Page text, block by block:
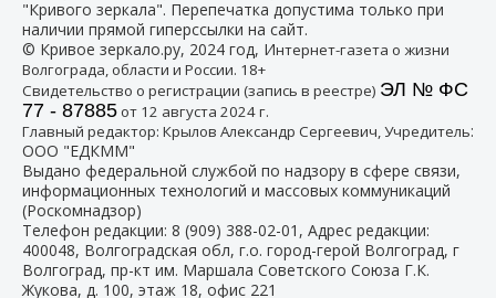
"Кривого зеркала". Перепечатка допустима только при
наличии прямой гиперссылки на сайт.
© Кривое зеркало.ру, 2024 год, Интернет-газета о жизни
Волгограда, области и России. 18+
Свидетельство о регистрации (запись в реестре) ЭЛ № ФС
77 - 87885от 12 августа 2024 г.
Главный редактор: Крылов Александр Сергеевич, Учредитель:
ООО "ЕДКММ"
Выдано федеральной службой по надзору в сфере связи,
информационных технологий и массовых коммуникаций
(Роскомнадзор)
Телефон редакции: 8 (909) 388-02-01 , Адрес редакции:
400048, Волгоградская обл, г.о. город-герой Волгоград, г
Волгоград, пр-кт им. Маршала Советского Союза Г.К.
Жукова, д. 100, этаж 18, офис 221